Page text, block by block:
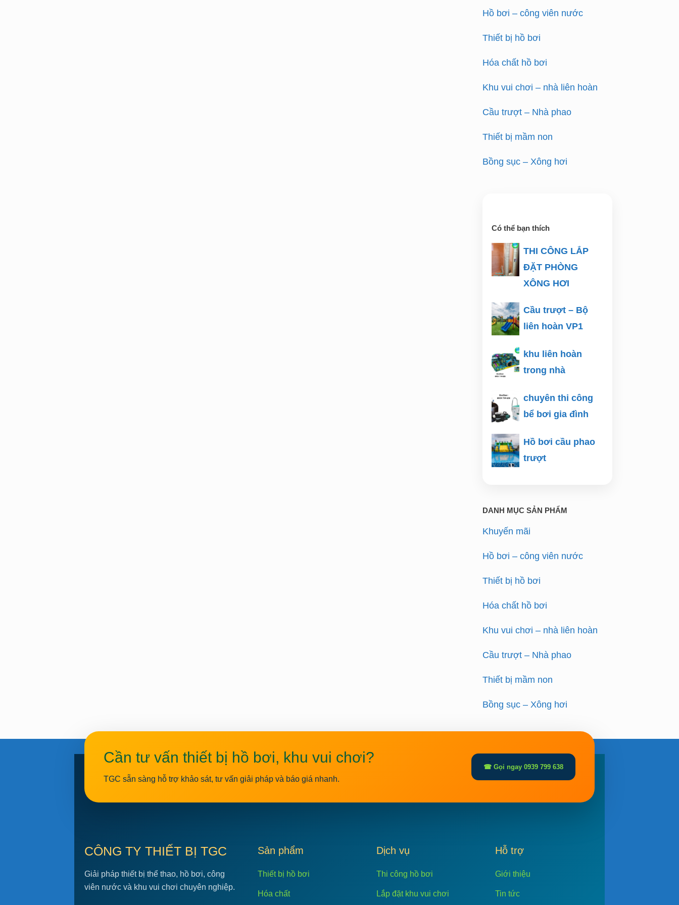
Hồ bơi – công viên nước
Thiết bị hồ bơi
Hóa chất hồ bơi
Khu vui chơi – nhà liên hoàn
Cầu trượt – Nhà phao
Thiết bị mầm non
Bồng sục – Xông hơi
Có thể bạn thích
THI CÔNG LẮP
ĐẶT PHÒNG
XÔNG HƠI
Cầu trượt – Bộ
liên hoàn VP1
khu liên hoàn
trong nhà
chuyên thi công
bể bơi gia đình
Hồ bơi cầu phao
trượt
DANH MỤC SẢN PHẨM
Khuyến mãi
Hồ bơi – công viên nước
Thiết bị hồ bơi
Hóa chất hồ bơi
Khu vui chơi – nhà liên hoàn
Cầu trượt – Nhà phao
Thiết bị mầm non
Bồng sục – Xông hơi
Cần tư vấn thiết bị hồ bơi, khu vui chơi?
TGC sẵn sàng hỗ trợ khảo sát, tư vấn giải pháp và báo giá nhanh.
☎ Gọi ngay 0939 799 638
CÔNG TY THIẾT BỊ TGC
Giải pháp thiết bị thể thao, hồ bơi, công
viên nước và khu vui chơi chuyên nghiệp.
Sản phẩm
Thiết bị hồ bơi
Hóa chất
Dịch vụ
Thi công hồ bơi
Lắp đặt khu vui chơi
Hỗ trợ
Giới thiệu
Tin tức